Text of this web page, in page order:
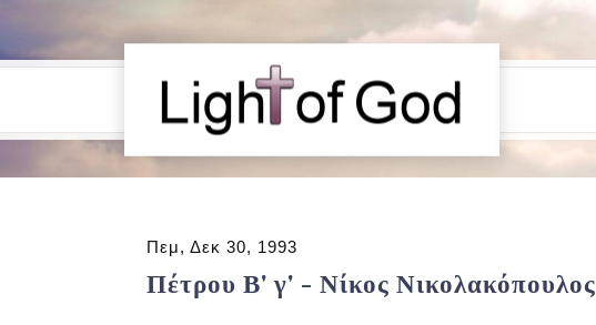
Πεμ, Δεκ 30, 1993
Πέτρου Β' γ' - Νίκος Νικολακόπουλος